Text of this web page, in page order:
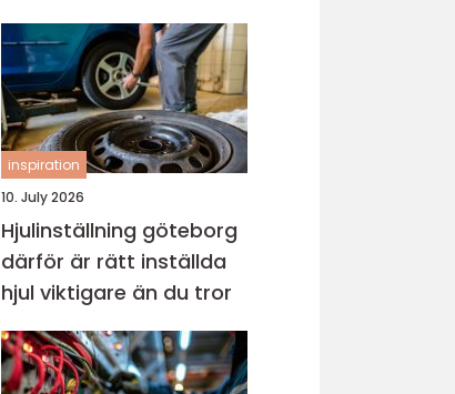
inspiration
10. July 2026
Hjulinställning göteborg
därför är rätt inställda
hjul viktigare än du tror